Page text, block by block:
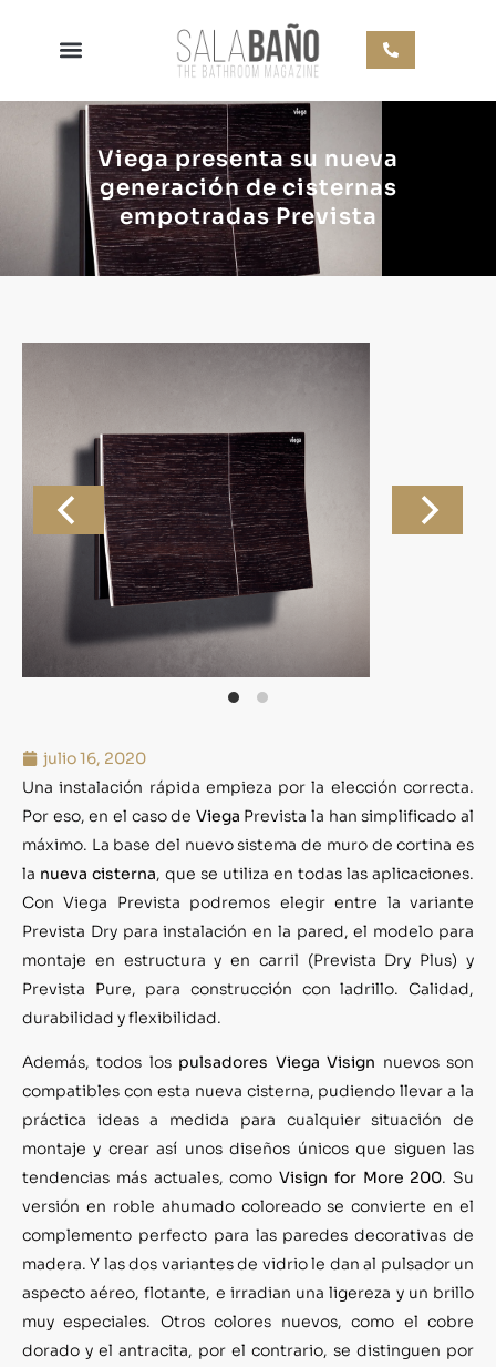
Viega presenta su nueva
generación de cisternas
empotradas Prevista
julio 16, 2020
Una instalación rápida empieza por la elección correcta.
Por eso, en el caso de Viega Prevista la han simplificado al
máximo. La base del nuevo sistema de muro de cortina es
la nueva cisterna, que se utiliza en todas las aplicaciones.
Con Viega Prevista podremos elegir entre la variante
Prevista Dry para instalación en la pared, el modelo para
montaje en estructura y en carril (Prevista Dry Plus) y
Prevista Pure, para construcción con ladrillo. Calidad,
durabilidad y flexibilidad.
Además, todos los pulsadores Viega Visign nuevos son
compatibles con esta nueva cisterna, pudiendo llevar a la
práctica ideas a medida para cualquier situación de
montaje y crear así unos diseños únicos que siguen las
tendencias más actuales, como Visign for More 200. Su
versión en roble ahumado coloreado se convierte en el
complemento perfecto para las paredes decorativas de
madera. Y las dos variantes de vidrio le dan al pulsador un
aspecto aéreo, flotante, e irradian una ligereza y un brillo
muy especiales. Otros colores nuevos, como el cobre
dorado y el antracita, por el contrario, se distinguen por